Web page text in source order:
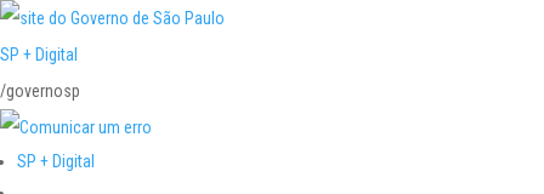
SP + Digital
/governosp
SP + Digital